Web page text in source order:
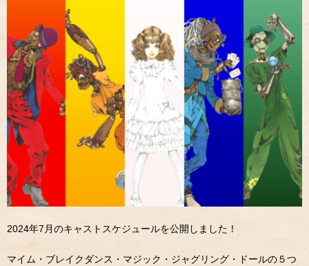
2024年7月のキャストスケジュールを公開しました！
マイム・ブレイクダンス・マジック・ジャグリング・ドールの５つ